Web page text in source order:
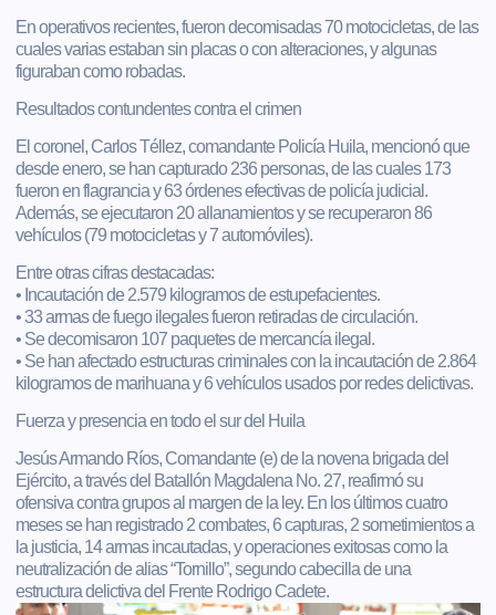
En operativos recientes, fueron decomisadas 70 motocicletas, de las
cuales varias estaban sin placas o con alteraciones, y algunas
figuraban como robadas.
Resultados contundentes contra el crimen
El coronel, Carlos Téllez, comandante Policía Huila, mencionó que
desde enero, se han capturado 236 personas, de las cuales 173
fueron en flagrancia y 63 órdenes efectivas de policía judicial.
Además, se ejecutaron 20 allanamientos y se recuperaron 86
vehículos (79 motocicletas y 7 automóviles).
Entre otras cifras destacadas:
• Incautación de 2.579 kilogramos de estupefacientes.
• 33 armas de fuego ilegales fueron retiradas de circulación.
• Se decomisaron 107 paquetes de mercancía ilegal.
• Se han afectado estructuras criminales con la incautación de 2.864
kilogramos de marihuana y 6 vehículos usados por redes delictivas.
Fuerza y presencia en todo el sur del Huila
Jesús Armando Ríos, Comandante (e) de la novena brigada del
Ejército, a través del Batallón Magdalena No. 27, reafirmó su
ofensiva contra grupos al margen de la ley. En los últimos cuatro
meses se han registrado 2 combates, 6 capturas, 2 sometimientos a
la justicia, 14 armas incautadas, y operaciones exitosas como la
neutralización de alias “Tornillo”, segundo cabecilla de una
estructura delictiva del Frente Rodrigo Cadete.